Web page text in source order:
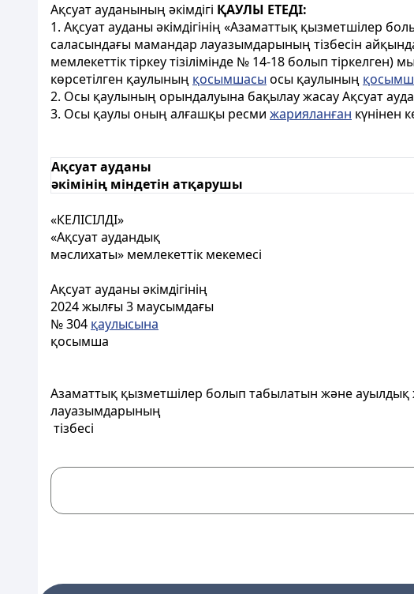
Ақсуат ауданының әкімдігі ҚАУЛЫ ЕТЕДІ:
1. Ақсуат ауданы әкімдігінің «Азаматтық қызметшілер
саласындағы мамандар лауазымдарының тізбесін
мемлекеттік тіркеу тізілімінде № 14-18 болып тіркелген)
көрсетілген қаулының қосымшасы осы қаулының
2. Осы қаулының орындалуына бақылау жасау Ақсуат
3. Осы қаулы оның алғашқы ресми жарияланған күнінен
Ақсуат ауданы
әкімінің міндетін атқарушы
«КЕЛІСІЛДІ»
«Ақсуат аудандық
мәcлихаты» мемлекеттік мекемесі
Ақсуат ауданы әкімдігінің
2024 жылғы 3 маусымдағы
№ 304 қаулысына
қосымша
Азаматтық қызметшілер болып табылатын және ауылдық
лауазымдарының
тізбесі